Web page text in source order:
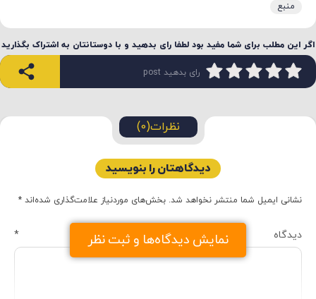
منبع
اگر این مطلب برای شما مفید بود لطفا رای بدهید و با دوستانتان به اشتراک بگذارید
رای بدهید post
نمایش دیدگاه‌ها و ثبت نظر
نظرات(0)
دیدگاهتان را بنویسید
نشانی ایمیل شما منتشر نخواهد شد. بخش‌های موردنیاز علامت‌گذاری شده‌اند *
دیدگاه *